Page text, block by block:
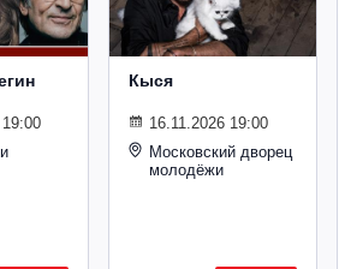
Кыся
16.11.2026 19:00
Московский дворец
молодёжи